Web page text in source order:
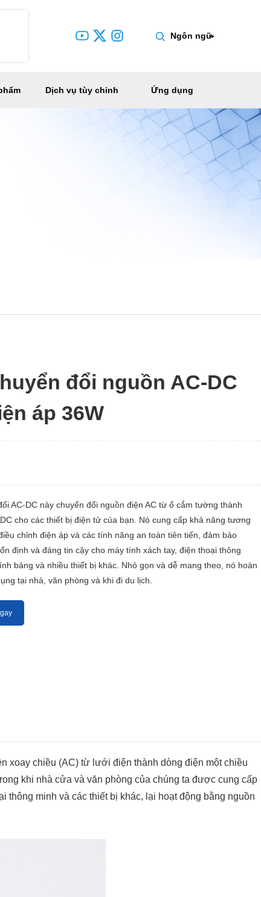
Ngôn ngữ
Dịch vụ tùy chỉnh Ứng dụng
đổi nguồn AC-DC
áp 36W
AC-DC này chuyển đổi nguồn điện AC từ ổ cắm tường thành
cho các thiết bị điện tử của bạn. Nó cung cấp khả năng tương
chỉnh điện áp và các tính năng an toàn tiên tiến, đảm bảo
định và đáng tin cậy cho máy tính xách tay, điện thoại thông
bảng và nhiều thiết bị khác. Nhỏ gọn và dễ mang theo, nó hoàn
tại nhà, văn phòng và khi đi du lịch.
xoay chiều (AC) từ lưới điện thành dòng điện một chiều
khi nhà cửa và văn phòng của chúng ta được cung cấp
thông minh và các thiết bị khác, lại hoạt động bằng nguồn